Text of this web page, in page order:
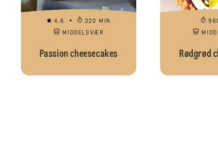
4.6
320 MIN
MIDDELSVÆR
Passion cheesecakes Rødgrød